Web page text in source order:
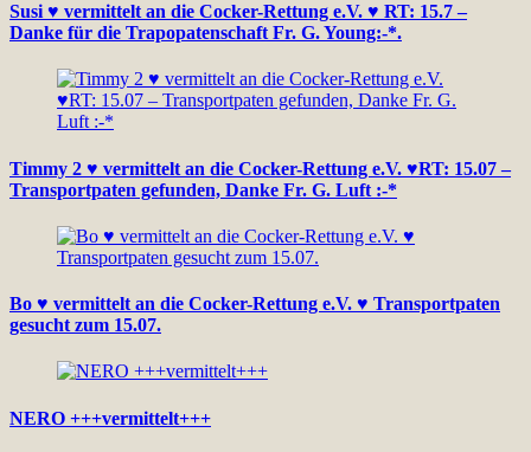
Susi ♥ vermittelt an die Cocker-Rettung e.V. ♥ RT: 15.7 –
Danke für die Trapopatenschaft Fr. G. Young:-*.
Timmy 2 ♥ vermittelt an die Cocker-Rettung e.V. ♥RT: 15.07 –
Transportpaten gefunden, Danke Fr. G. Luft :-*
Bo ♥ vermittelt an die Cocker-Rettung e.V. ♥ Transportpaten
gesucht zum 15.07.
NERO +++vermittelt+++